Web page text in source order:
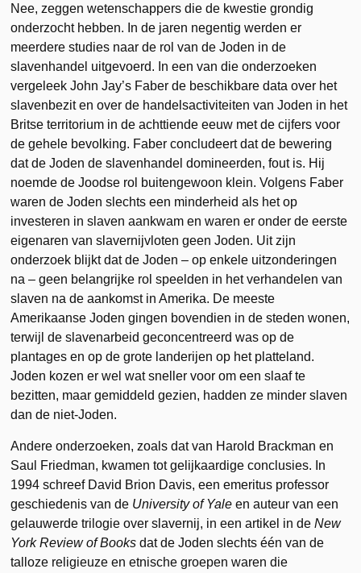
Nee, zeggen wetenschappers die de kwestie grondig
onderzocht hebben. In de jaren negentig werden er
meerdere studies naar de rol van de Joden in de
slavenhandel uitgevoerd. In een van die onderzoeken
vergeleek John Jay’s Faber de beschikbare data over het
slavenbezit en over de handelsactiviteiten van Joden in het
Britse territorium in de achttiende eeuw met de cijfers voor
de gehele bevolking. Faber concludeert dat de bewering
dat de Joden de slavenhandel domineerden, fout is. Hij
noemde de Joodse rol buitengewoon klein. Volgens Faber
waren de Joden slechts een minderheid als het op
investeren in slaven aankwam en waren er onder de eerste
eigenaren van slavernijvloten geen Joden. Uit zijn
onderzoek blijkt dat de Joden – op enkele uitzonderingen
na – geen belangrijke rol speelden in het verhandelen van
slaven na de aankomst in Amerika. De meeste
Amerikaanse Joden gingen bovendien in de steden wonen,
terwijl de slavenarbeid geconcentreerd was op de
plantages en op de grote landerijen op het platteland.
Joden kozen er wel wat sneller voor om een slaaf te
bezitten, maar gemiddeld gezien, hadden ze minder slaven
dan de niet-Joden.
Andere onderzoeken, zoals dat van Harold Brackman en
Saul Friedman, kwamen tot gelijkaardige conclusies. In
1994 schreef David Brion Davis, een emeritus professor
geschiedenis van de University of Yaleen auteur van een
gelauwerde trilogie over slavernij, in een artikel in deNew
York Review of Books dat de Joden slechts één van de
talloze religieuze en etnische groepen waren die